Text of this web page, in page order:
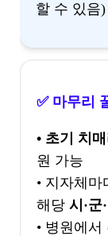
할 수 있음)
✅ 마무리
• 초기 치
원 가능
• 지자체
해당 시·군
• 병원에